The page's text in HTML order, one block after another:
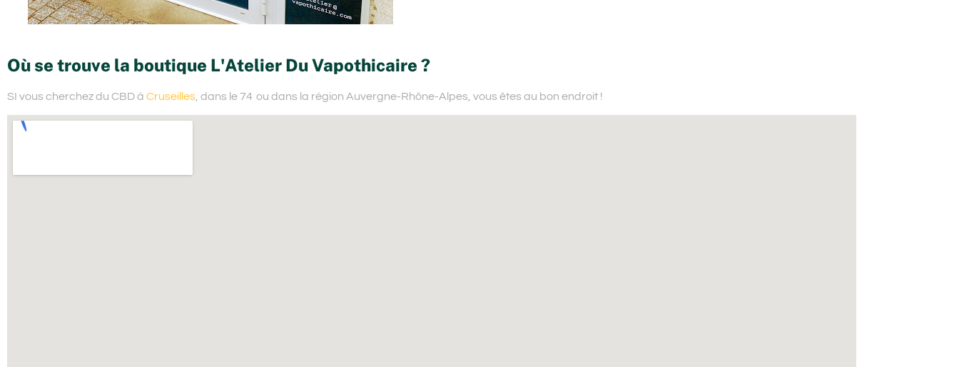
Où se trouve la boutique L'Atelier Du Vapothicaire ?
SI vous cherchez du CBD à Cruseilles , dans le 74 ou dans la région Auvergne-Rhône-Alpes, vous êtes au bon endroit !